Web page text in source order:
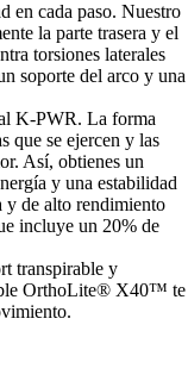
cada paso. Nuestro
la parte trasera y el
torsiones laterales
soporte del arco y una
K-PWR. La forma
que se ejercen y las
Así, obtienes un
y una estabilidad
y de alto rendimiento
incluye un 20% de
transpirable y
OrthoLite® X40™ te